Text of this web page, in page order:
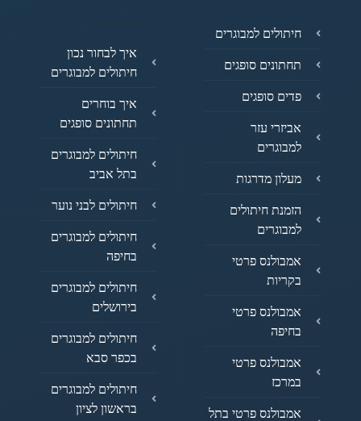
חיתולים למבוגרים
תחתונים סופגים
פדים סופגים
אביזרי עזר
למבוגרים
מעלון מדרגות
הזמנת חיתולים
למבוגרים
אמבולנס פרטי
בקריות
אמבולנס פרטי
בחיפה
אמבולנס פרטי
במרכז
אמבולנס פרטי בתל
איך לבחור נכון
חיתולים למבוגרים
איך בוחרים
תחתונים סופגים
חיתולים למבוגרים
בתל אביב
חיתולים לבני נוער
חיתולים למבוגרים
בחיפה
חיתולים למבוגרים
בירושלים
חיתולים למבוגרים
בכפר סבא
חיתולים למבוגרים
בראשון לציון